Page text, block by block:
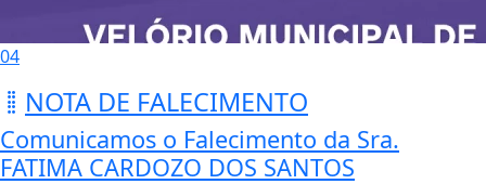
04
NOTA DE FALECIMENTO
Comunicamos o Falecimento da Sra.
FATIMA CARDOZO DOS SANTOS